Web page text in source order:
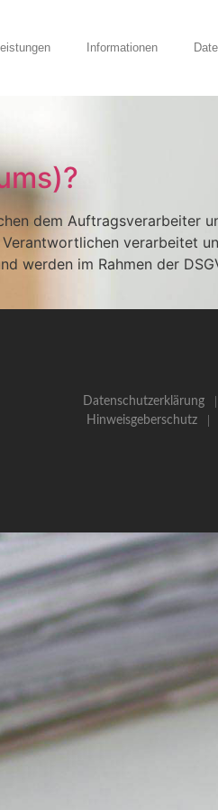
Informationen
dem Auftragsverarbeiter
verarbeitet
werden im Rahmen der
Datenschutzerklärung
Hinweisgeberschutz